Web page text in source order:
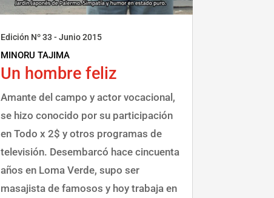
Edición Nº 33 - Junio 2015
MINORU TAJIMA
Un hombre feliz
Amante del campo y actor vocacional,
se hizo conocido por su participación
en Todo x 2$ y otros programas de
televisión. Desembarcó hace cincuenta
años en Loma Verde, supo ser
masajista de famosos y hoy trabaja en